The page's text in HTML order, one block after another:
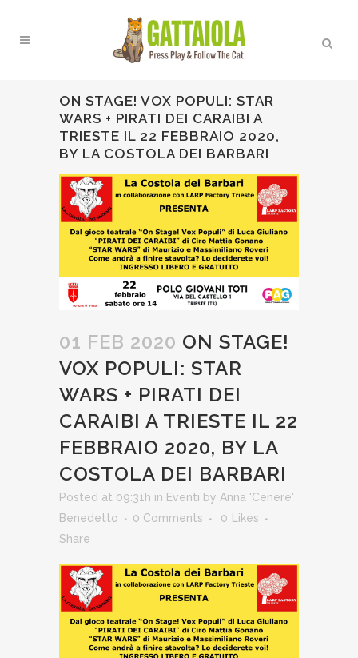
ON STAGE! VOX POPULI: STAR
WARS + PIRATI DEI CARAIBI A
TRIESTE IL 22 FEBBRAIO 2020,
BY LA COSTOLA DEI BARBARI
01 FEB 2020 ON STAGE!
VOX POPULI: STAR
WARS + PIRATI DEI
CARAIBI A TRIESTE IL 22
FEBBRAIO 2020, BY LA
COSTOLA DEI BARBARI
Posted at 09:31h in Eventi by Anna 'Cenere'
Benedetto
0 Comments 0
Likes
Share